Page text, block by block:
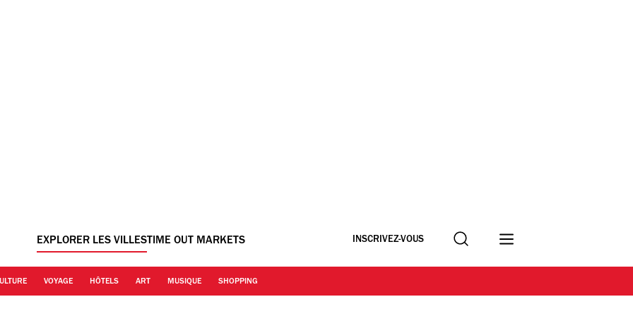
EXPLORER LES VILLESTIME OUT MARKETS INSCRIVEZ-VOUS Recherche
VOYAGE HÔTELS ART MUSIQUE SHOPPING